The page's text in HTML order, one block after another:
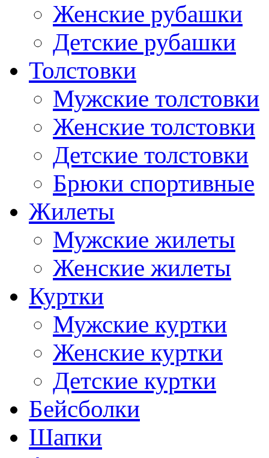
Женские рубашки
Детские рубашки
Толстовки
Мужские толстовки
Женские толстовки
Детские толстовки
Брюки спортивные
Жилеты
Мужские жилеты
Женские жилеты
Куртки
Мужские куртки
Женские куртки
Детские куртки
Бейсболки
Шапки